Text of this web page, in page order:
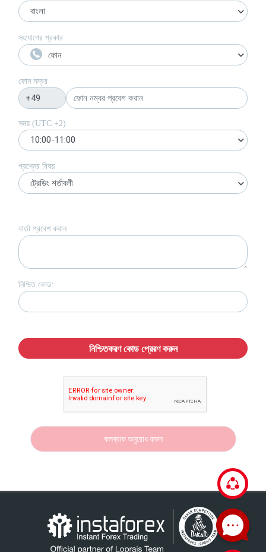
বাংলা
সংযোগের প্রকার
ফোন
ফোন নম্বর
সময় (UTC +2)
10:00-11:00
প্রশ্নের বিষয়
ট্রেডিং শর্তাবলী
বার্তা প্রবেশ করান
নিশ্চিত কোড:
নিশ্চিতকরণ কোড প্রেরণ করুন